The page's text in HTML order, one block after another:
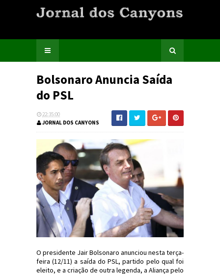
Bolsonaro Anuncia Saída
do PSL
22:35:00
JORNAL DOS CANYONS
O presidente Jair Bolsonaro anunciou nesta terça-
feira (12/11) a saída do PSL, partido pelo qual foi
eleito, e a criação de outra legenda, a Aliança pelo